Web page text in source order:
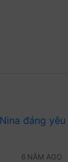
6 NĂM AGO